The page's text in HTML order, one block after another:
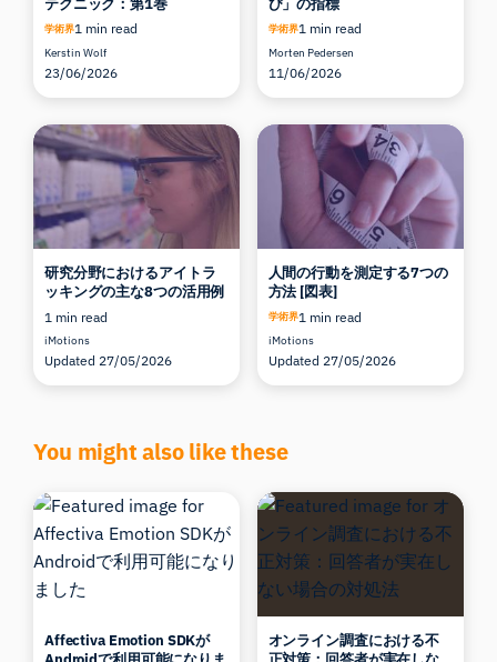
学術界1 min read
Kerstin Wolf
23/06/2026
学術界1 min read
Morten Pedersen
11/06/2026
研究分野におけるアイトラ
ッキングの主な8つの活用例
1 min read
iMotions
Updated 27/05/2026
人間の行動を測定する7つの
方法 [図表]
学術界1 min read
iMotions
Updated 27/05/2026
You might also like these
Affectiva Emotion SDKが
オンライン調査における不